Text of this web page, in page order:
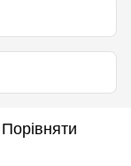
Порівняти